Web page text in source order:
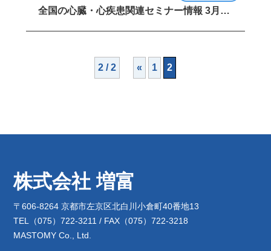
全国の心臓・心疾患関連セミナー情報 3月…
2 / 2 « 1 2
株式会社 増富
〒606-8264 京都市左京区北白川小倉町40番地13
TEL（075）722-3211 / FAX（075）722-3218
MASTOMY Co., Ltd.